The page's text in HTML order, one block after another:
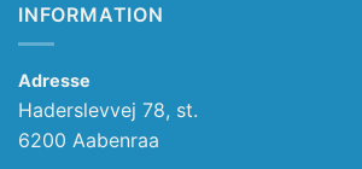
INFORMATION
Adresse
Haderslevvej 78, st.
6200 Aabenraa